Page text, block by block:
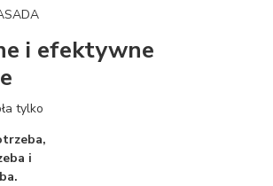
i efektywne
tylko
i